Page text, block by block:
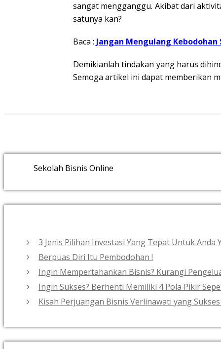
sangat mengganggu. Akibat dari
satunya kan?
Baca : Jangan Mengulang
Demikianlah tindakan yang harus
Semoga artikel ini dapat memberikan
Sekolah Bisnis Online
3 Jenis Pilihan Investasi Yang Tepat Untuk
Berpuas Diri Itu Pembodohan !
Ingin Mempertahankan Bisnis? Kurangi
Ingin Sukses? Berhenti Memiliki 4 Pola Pikir
Kisah Perjuangan Bisnis Verlinawati yang